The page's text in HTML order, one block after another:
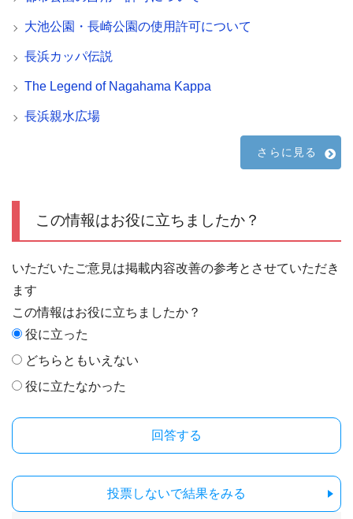
大池公園・長崎公園の使用許可について
長浜カッパ伝説
The Legend of Nagahama Kappa
長浜親水広場
さらに見る
この情報はお役に立ちましたか？
いただいたご意見は掲載内容改善の参考とさせていただき
ます
この情報はお役に立ちましたか？
役に立った
どちらともいえない
役に立たなかった
投票しないで結果をみる